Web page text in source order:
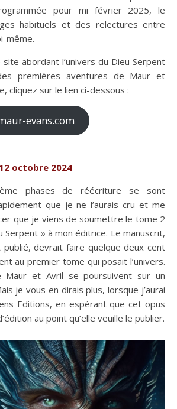
pour mi février 2025, le
habituels et des relectures entre
même.
abordant l’univers du Dieu Serpent
premières aventures de Maur et
cliquez sur le lien ci-dessous :
evans.com
octobre 2024
phases de réécriture se sont
que je ne l’aurais cru et me
que je viens de soumettre le tome 2
Serpent » à mon éditrice. Le manuscrit,
devrait faire quelque deux cent
au premier tome qui posait l’univers.
Maur et Avril se poursuivent sur un
je vous en dirais plus, lorsque j’aurai
Editions, en espérant que cet opus
au point qu’elle veuille le publier.